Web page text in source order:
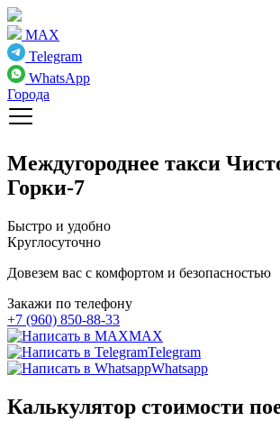
MAX
Telegram
WhatsApp
Города
Междугороднее такси
Горки-7
Быстро и удобно
Круглосуточно
Довезем вас с комфортом и безопасностью
Закажи по телефону
+7 (960) 850-88-33
MAX
Telegram
Whatsapp
Калькулятор стоимости